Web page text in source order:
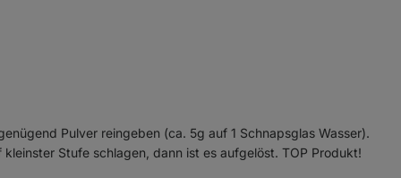
Pulver reingeben (ca. 5g auf 1 Schnapsglas Wasser).
Stufe schlagen, dann ist es aufgelöst. TOP Produkt!